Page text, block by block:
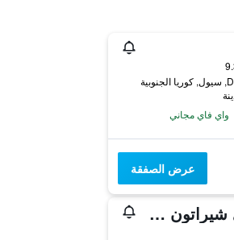
واي فاي مجاني
عرض الصفقة
فور بوينتس باي شيراتون سول، جورو